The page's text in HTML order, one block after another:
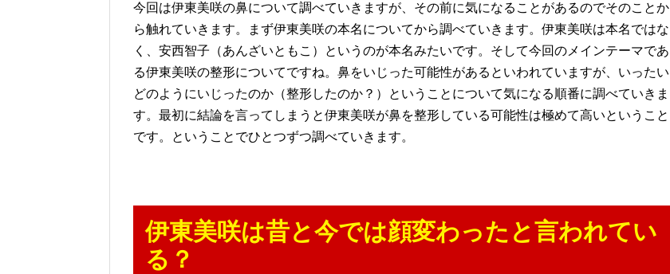
今回は伊東美咲の鼻について調べていきますが、その前に気になることがあるのでそのことか
ら触れていきます。まず伊東美咲の本名についてから調べていきます。伊東美咲は本名ではな
く、安西智子（あんざいともこ）というのが本名みたいです。そして今回のメインテーマであ
る伊東美咲の整形についてですね。鼻をいじった可能性があるといわれていますが、いったい
どのようにいじったのか（整形したのか？）ということについて気になる順番に調べていきま
す。最初に結論を言ってしまうと伊東美咲が鼻を整形している可能性は極めて高いということ
です。ということでひとつずつ調べていきます。
伊東美咲は昔と今では顔変わったと言われてい
る？